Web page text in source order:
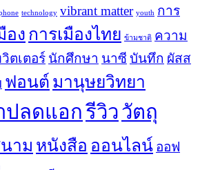
technology vibrant matter youth การ
อง การเมืองไทย ข้ามชาติ ความ
ตเตอร์ นักศึกษา นาซี บันทึก ผัสส
ฟอนต์ มานุษยวิทยา
ปลดแอกรีวิววัตถุ
าม หนังสือ ออนไลน์ ออฟ